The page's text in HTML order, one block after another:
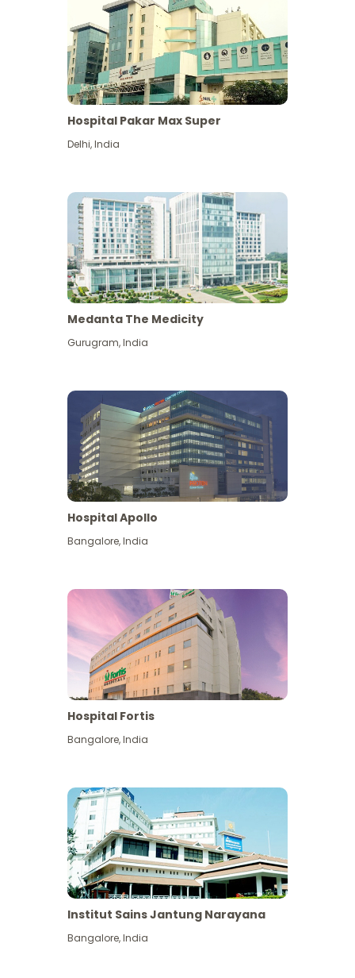
Hospital Pakar Max Super
Delhi,India
Medanta The Medicity
Gurugram,India
Hospital Apollo
Bangalore,India
Hospital Fortis
Bangalore,India
Institut Sains Jantung Narayana
Bangalore,India